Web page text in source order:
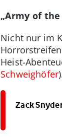
„Army of the
Nicht nur im
Heist-
Schweighöfer
Zack